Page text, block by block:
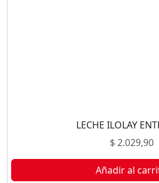
LECHE ILOLAY
$2.029,90
Añadir al